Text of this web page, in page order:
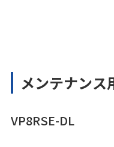
メンテナンス
VP8RSE-DL